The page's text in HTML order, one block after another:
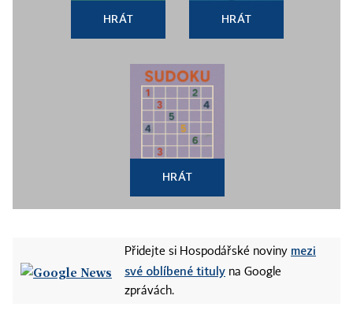
HRÁT HRÁT
HRÁT
Přidejte si Hospodářské noviny mezi
své oblíbené tituly na Google
zprávách.